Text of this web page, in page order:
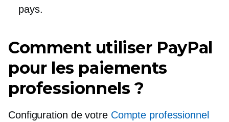
pays.
Comment utiliser PayPal
pour les paiements
professionnels ?
Configuration de votre Compte professionnel